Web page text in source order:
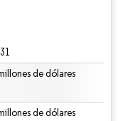
de dólares
de dólares